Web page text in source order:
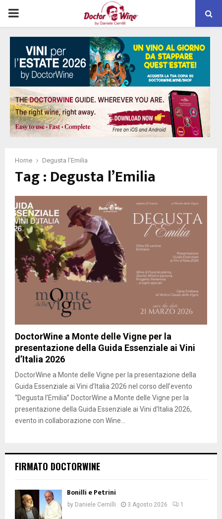
PRIMARY
MENU
Home Degusta l'Emilia
Tag : Degusta l’Emilia
DoctorWine a Monte delle Vigne per la
presentazione della Guida Essenziale ai Vini
d’Italia 2026
DoctorWine a Monte delle Vigne per la presentazione della
Guida Essenziale ai Vini d’Italia 2026 nel corso dell’evento
“Degusta l’Emilia” DoctorWine a Monte delle Vigne per la
presentazione della Guida Essenziale ai Vini d’Italia 2026,
evento in collaborazione con Wine...
FIRMATO DOCTORWINE
Bonilli e Petrini
by Daniele Cernilli 3 Agosto 2026 1